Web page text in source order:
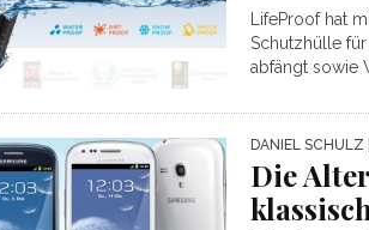
LifeProof hat
Schutzhülle
abfängt sowie
DANIEL SCHULZ
Die